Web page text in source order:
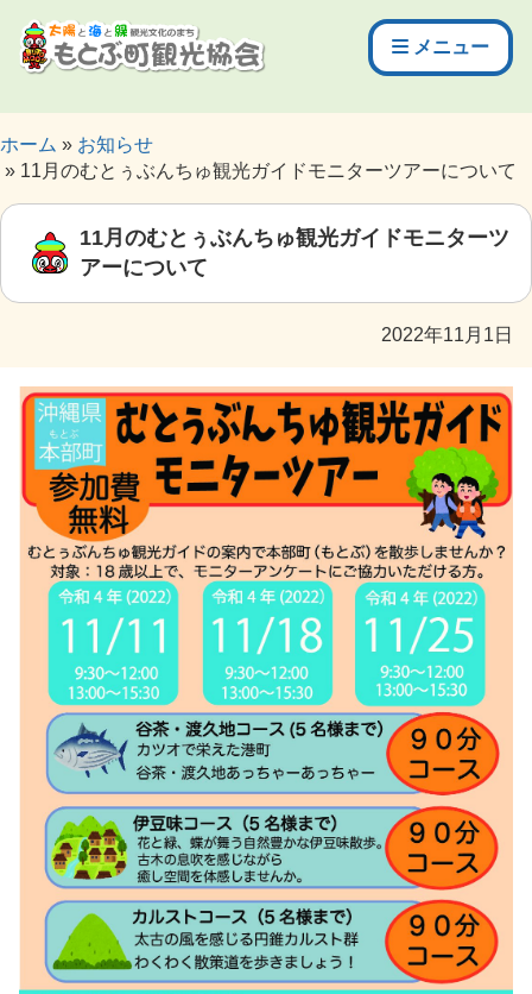
メニュー
ホーム
お知らせ
11月のむとぅぶんちゅ観光ガイドモニターツアーについて
11月のむとぅぶんちゅ観光ガイドモニターツ
アーについて
2022年11月1日